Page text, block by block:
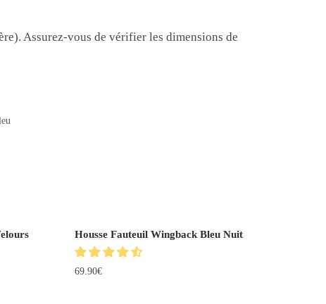
Assurez-vous de vérifier les dimensions de
Housse Fauteuil Wingback Bleu Nuit
69.90€